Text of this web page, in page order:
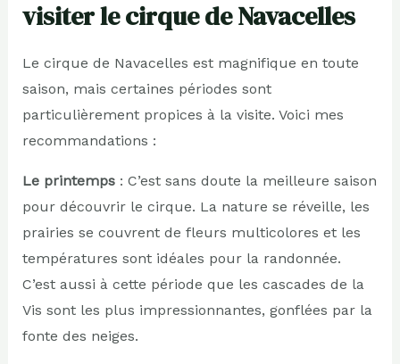
visiter le cirque de Navacelles
Le cirque de Navacelles est magnifique en toute
saison, mais certaines périodes sont
particulièrement propices à la visite. Voici mes
recommandations :
Le printemps: C’est sans doute la meilleure saison
pour découvrir le cirque. La nature se réveille, les
prairies se couvrent de fleurs multicolores et les
températures sont idéales pour la randonnée.
C’est aussi à cette période que les cascades de la
Vis sont les plus impressionnantes, gonflées par la
fonte des neiges.